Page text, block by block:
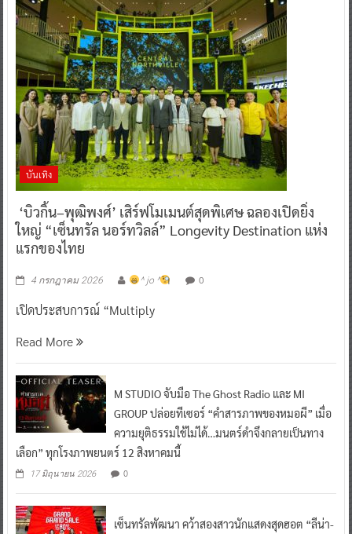
บันเทิง
‘บิวกิ้น–พุฒิพงศ์’ เสิร์ฟโมเมนต์สุดพิเศษ ฉลองเปิดยิ่ง
ใหญ่ “เซ็นทรัล นอร์ทวิลล์” Longevity Destination แห่ง
แรกของไทย
4 กรกฎาคม 2026 ^ jo ^ 0
เปิดประสบการณ์ “Multiply
Read More
M STUDIO จับมือ The Ghost Radio และ MI
GROUP ปล่อยทีเซอร์ “คำสารภาพของหมอผี” เมื่อ
ความยุติธรรมใช้ไม่ได้…มนตร์ดำจึงกลายเป็นทาง
เลือก” ทุกโรงภาพยนตร์ 12 สิงหาคมนี้
17 มิถุนายน 2026 0
เซ็นทรัลพัฒนา คว้าสองสาวนักแสดงสุดฮอต “ลีน่า-